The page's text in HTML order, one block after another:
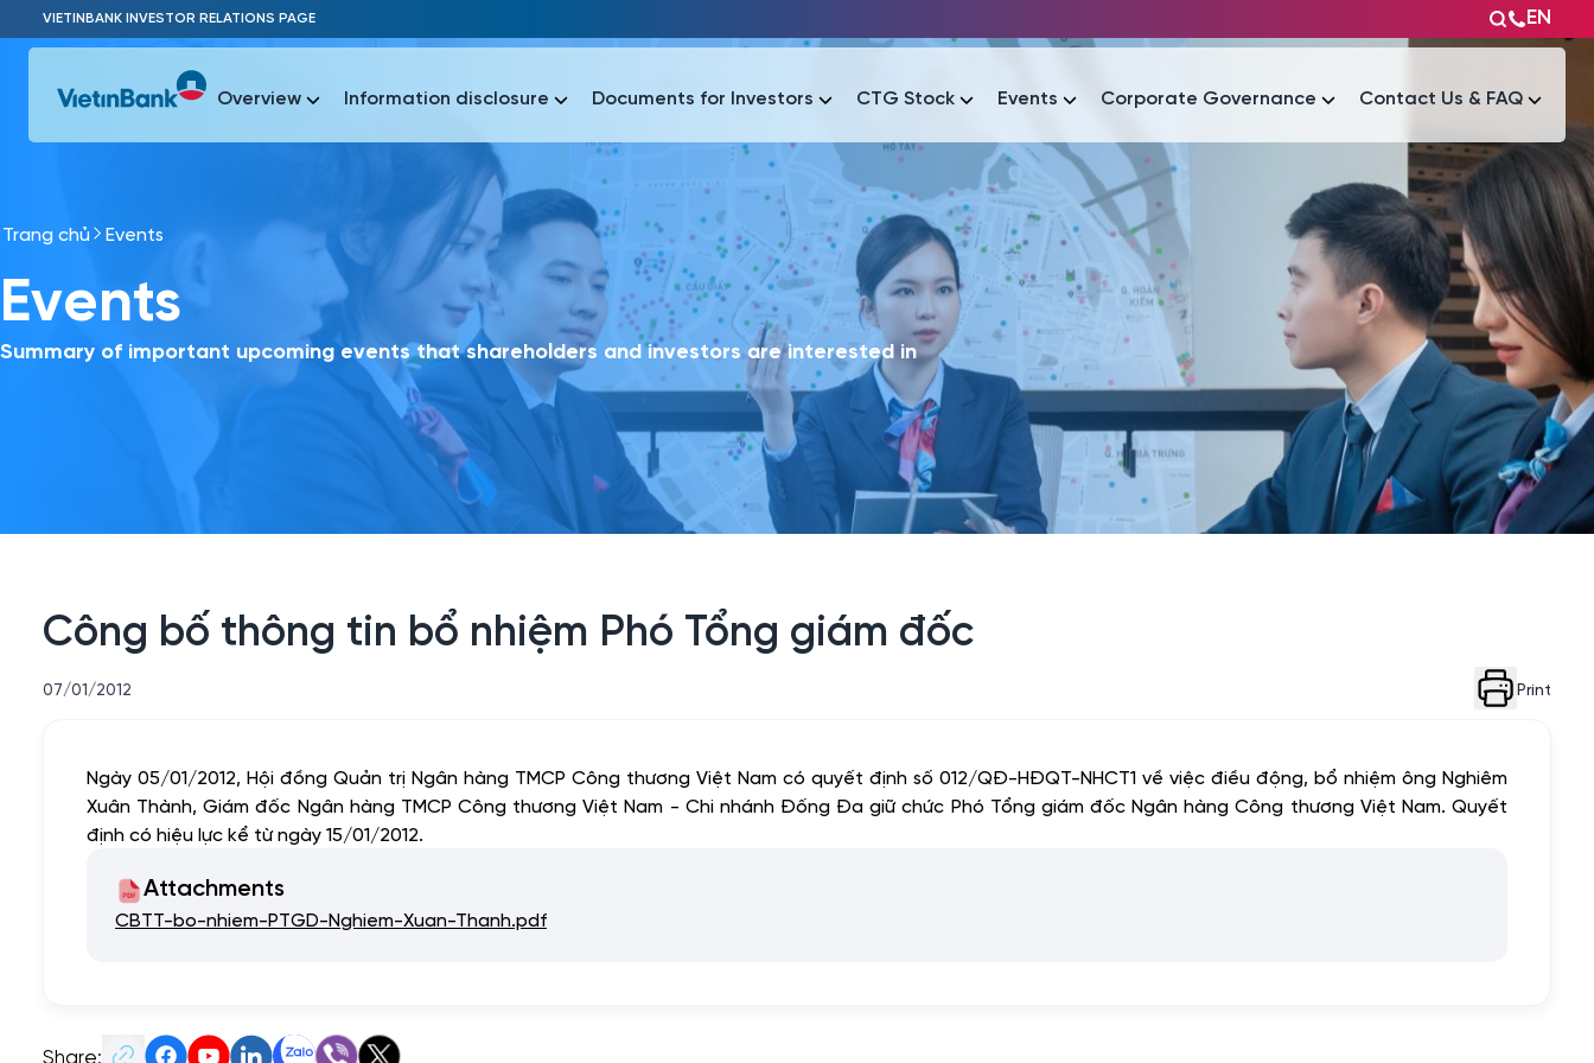
Skip to Main Content
VIETINBANK INVESTOR RELATIONS PAGE EN
Most Popular
Báo cáo tài chính Thông tin giao dịch Công bố thông tin Sự kiện
Overview Information disclosure Documents for Investors CTG Stock Events Corporate Governance Contact Us & FAQ
Most Popular
Thông tin giao dịch Công bố thông tin Tài liệu
Trang chủ Events
Events
Summary of important upcoming events that shareholders and investors are interested in
Công bố thông tin bổ nhiệm Phó Tổng giám đốc
07/01/2012 Print
Ngày 05/01/2012, Hội đồng Quản trị Ngân hàng TMCP Công thương Việt Nam có quyết định số 012/QĐ-HĐQT-NHCT1 về việc điều động, bổ nhiệm ông Nghiêm
Xuân Thành, Giám đốc Ngân hàng TMCP Công thương Việt Nam - Chi nhánh Đống Đa giữ chức Phó Tổng giám đốc Ngân hàng Công thương Việt Nam. Quyết
định có hiệu lực kể từ ngày 15/01/2012.
Attachments
CBTT-bo-nhiem-PTGD-Nghiem-Xuan-Thanh.pdf
Share: